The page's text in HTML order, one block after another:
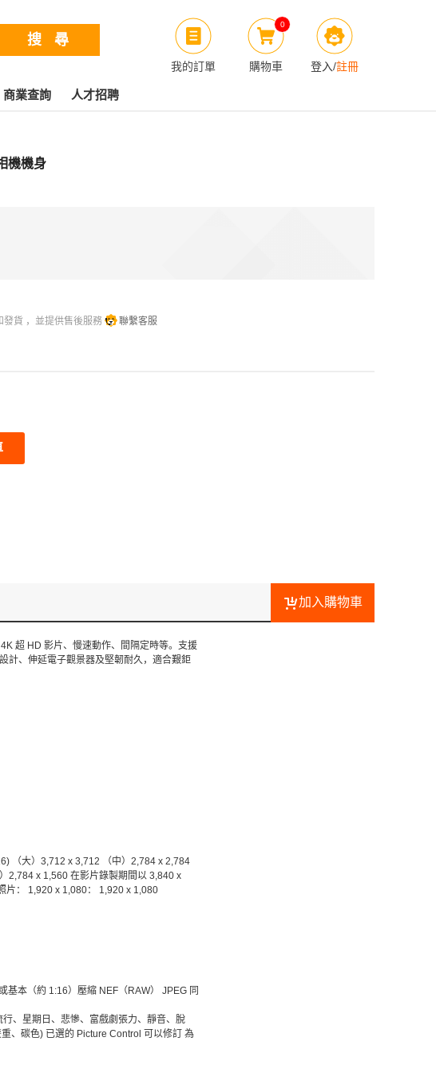
我的訂單
0
購物車 登入/註冊
商業查詢 人才招聘
機機身
發貨 ，並提供售後服務 聯繫客服
加入購物車
超 HD 影片、慢速動作、間隔定時等。支援
計、伸延電子觀景器及堅韌耐久，適合艱鉅
（大）3,712 x 3,712 （中）2,784 x 2,784
2,784 x 1,560 在影片錄製期間以 3,840 x
片： 1,920 x 1,080： 1,920 x 1,080
基本（約 1:16）壓縮 NEF（RAW） JPEG 同
、星期日、悲慘、富戲劇張力、靜音、脫
、碳色) 已選的 Picture Control 可以修訂 為